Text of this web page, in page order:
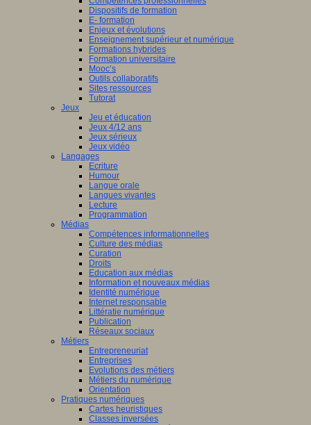
Dispositifs de formation
E- formation
Enjeux et évolutions
Enseignement supérieur et numérique
Formations hybrides
Formation universitaire
Mooc’s
Outils collaboratifs
Sites ressources
Tutorat
Jeux
Jeu et éducation
Jeux 4/12 ans
Jeux sérieux
Jeux vidéo
Langages
Ecriture
Humour
Langue orale
Langues vivantes
Lecture
Programmation
Médias
Compétences informationnelles
Culture des médias
Curation
Droits
Education aux médias
Information et nouveaux médias
Identité numérique
Internet responsable
Littératie numérique
Publication
Réseaux sociaux
Métiers
Entrepreneuriat
Entreprises
Evolutions des métiers
Métiers du numérique
Orientation
Pratiques numériques
Cartes heuristiques
Classes inversées